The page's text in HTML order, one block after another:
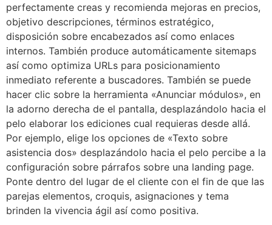
perfectamente creas y recomienda mejoras en precios,
objetivo descripciones, términos estratégico,
disposición sobre encabezados así­ como enlaces
internos. También produce automáticamente sitemaps
así­ como optimiza URLs para posicionamiento
inmediato referente a buscadores. También se puede
hacer clic sobre la herramienta «Anunciar módulos», en
la adorno derecha de el pantalla, desplazándolo hacia el
pelo elaborar los ediciones cual requieras desde allá.
Por ejemplo, elige los opciones de «Texto sobre
asistencia dos» desplazándolo hacia el pelo percibe a la
configuración sobre párrafos sobre una landing page.
Ponte dentro del lugar de el cliente con el fin de que las
parejas elementos, croquis, asignaciones y tema
brinden la vivencia ágil así­ como positiva.